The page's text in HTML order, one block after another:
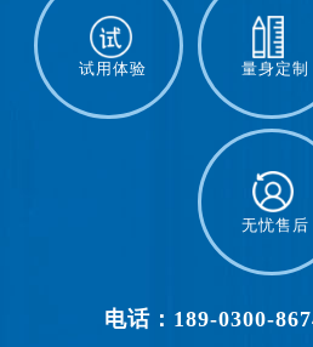
试用体验 量身定制
无忧售后
电话：189-0300-